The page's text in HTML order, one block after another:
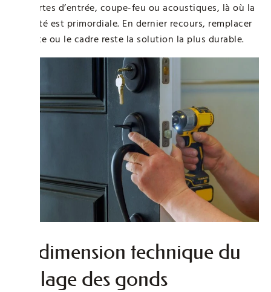
les portes d’entrée, coupe-feu ou acoustiques, là où la
sécurité est primordiale. En dernier recours, remplacer
la porte ou le cadre reste la solution la plus durable.
La dimension technique du
réglage des gonds